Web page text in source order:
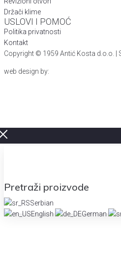
Držači klime
USLOVI I POMOĆ
Politika privatnosti
Kontakt
Copyright © 1959 Antić Kosta d.o.o. |
web design by:
Serbian
English
German